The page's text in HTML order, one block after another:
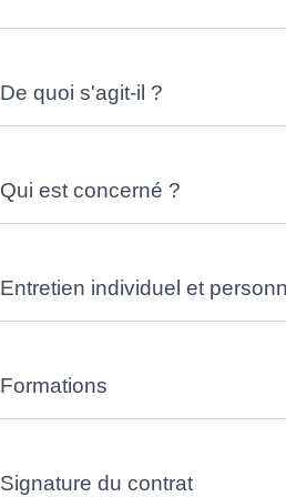
De quoi s'agit-il ?
Qui est concerné ?
Entretien individuel et
Formations
Signature du contrat